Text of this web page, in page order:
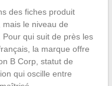
des fiches produit
mais le niveau de
qui suit de près les
la marque offre
B Corp, statut de
qui oscille entre